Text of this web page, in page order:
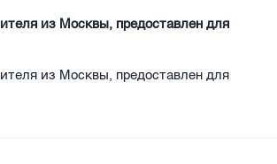
из Москвы, предоставлен для
из Москвы, предоставлен для